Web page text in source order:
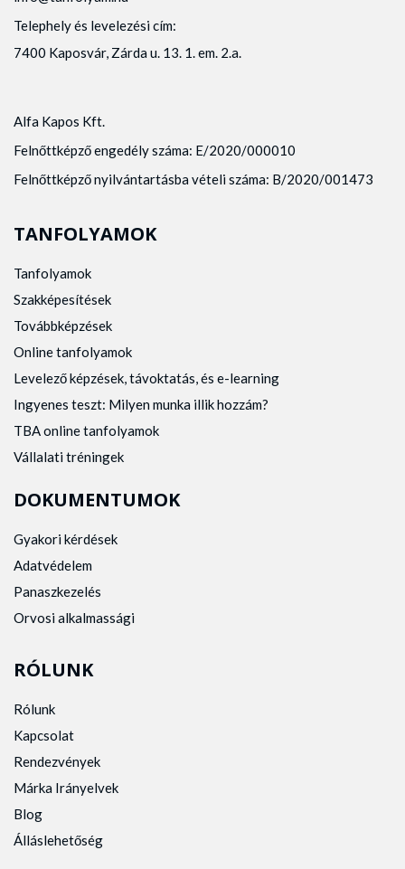
Telephely és levelezési cím:
7400 Kaposvár, Zárda u. 13. 1. em. 2.a.
Alfa Kapos Kft.
Felnőttképző engedély száma: E/2020/000010
Felnőttképző nyilvántartásba vételi száma: B/2020/001473
TANFOLYAMOK
Tanfolyamok
Szakképesítések
Továbbképzések
Online tanfolyamok
Levelező képzések, távoktatás, és e-learning
Ingyenes teszt: Milyen munka illik hozzám?
TBA online tanfolyamok
Vállalati tréningek
DOKUMENTUMOK
Gyakori kérdések
Adatvédelem
Panaszkezelés
Orvosi alkalmassági
RÓLUNK
Rólunk
Kapcsolat
Rendezvények
Márka Irányelvek
Blog
Álláslehetőség